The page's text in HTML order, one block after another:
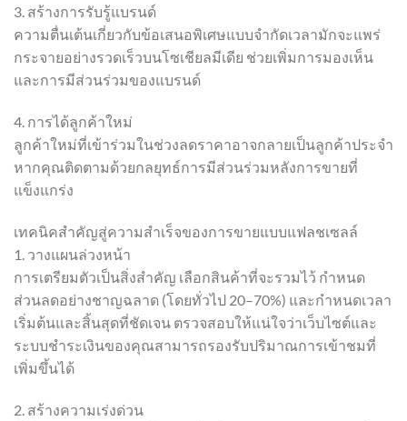
3. สร้างการรับรู้แบรนด์
ความตื่นเต้นเกี่ยวกับข้อเสนอพิเศษแบบจำกัดเวลามักจะแพร่
กระจายอย่างรวดเร็วบนโซเชียลมีเดีย ช่วยเพิ่มการมองเห็น
และการมีส่วนร่วมของแบรนด์
4. การได้ลูกค้าใหม่
ลูกค้าใหม่ที่เข้าร่วมในช่วงลดราคาอาจกลายเป็นลูกค้าประจำ
หากคุณติดตามด้วยกลยุทธ์การมีส่วนร่วมหลังการขายที่
แข็งแกร่ง
เทคนิคสำคัญสู่ความสำเร็จของการขายแบบแฟลชเซลล์
1. วางแผนล่วงหน้า
การเตรียมตัวเป็นสิ่งสำคัญ เลือกสินค้าที่จะรวมไว้ กำหนด
ส่วนลดอย่างชาญฉลาด (โดยทั่วไป 20–70%) และกำหนดเวลา
เริ่มต้นและสิ้นสุดที่ชัดเจน ตรวจสอบให้แน่ใจว่าเว็บไซต์และ
ระบบชำระเงินของคุณสามารถรองรับปริมาณการเข้าชมที่
เพิ่มขึ้นได้
2. สร้างความเร่งด่วน